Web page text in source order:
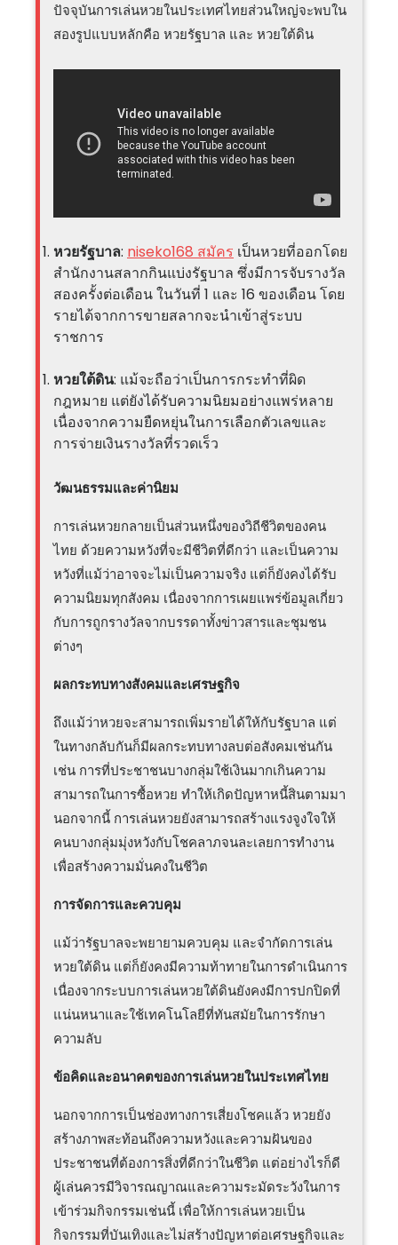
ปัจจุบันการเล่นหวยในประเทศไทยส่วนใหญ่จะพบใน
สองรูปแบบหลักคือ หวยรัฐบาล และ หวยใต้ดิน
หวยรัฐบาล: niseko168 สมัคร เป็นหวยที่ออกโดย
สำนักงานสลากกินแบ่งรัฐบาล ซึ่งมีการจับรางวัล
สองครั้งต่อเดือน ในวันที่ 1 และ 16 ของเดือน โดย
รายได้จากการขายสลากจะนำเข้าสู่ระบบ
ราชการ
หวยใต้ดิน: แม้จะถือว่าเป็นการกระทำที่ผิด
กฎหมาย แต่ยังได้รับความนิยมอย่างแพร่หลาย
เนื่องจากความยืดหยุ่นในการเลือกตัวเลขและ
การจ่ายเงินรางวัลที่รวดเร็ว
วัฒนธรรมและค่านิยม
การเล่นหวยกลายเป็นส่วนหนึ่งของวิถีชีวิตของคน
ไทย ด้วยความหวังที่จะมีชีวิตที่ดีกว่า และเป็นความ
หวังที่แม้ว่าอาจจะไม่เป็นความจริง แต่ก็ยังคงได้รับ
ความนิยมทุกสังคม เนื่องจากการเผยแพร่ข้อมูลเกี่ยว
กับการถูกรางวัลจากบรรดาทั้งข่าวสารและชุมชน
ต่างๆ
ผลกระทบทางสังคมและเศรษฐกิจ
ถึงแม้ว่าหวยจะสามารถเพิ่มรายได้ให้กับรัฐบาล แต่
ในทางกลับกันก็มีผลกระทบทางลบต่อสังคมเช่นกัน
เช่น การที่ประชาชนบางกลุ่มใช้เงินมากเกินความ
สามารถในการซื้อหวย ทำให้เกิดปัญหาหนี้สินตามมา
นอกจากนี้ การเล่นหวยยังสามารถสร้างแรงจูงใจให้
คนบางกลุ่มมุ่งหวังกับโชคลาภจนละเลยการทำงาน
เพื่อสร้างความมั่นคงในชีวิต
การจัดการและควบคุม
แม้ว่ารัฐบาลจะพยายามควบคุม และจำกัดการเล่น
หวยใต้ดิน แต่ก็ยังคงมีความท้าทายในการดำเนินการ
เนื่องจากระบบการเล่นหวยใต้ดินยังคงมีการปกปิดที่
แน่นหนาและใช้เทคโนโลยีที่ทันสมัยในการรักษา
ความลับ
ข้อคิดและอนาคตของการเล่นหวยในประเทศไทย
นอกจากการเป็นช่องทางการเสี่ยงโชคแล้ว หวยยัง
สร้างภาพสะท้อนถึงความหวังและความฝันของ
ประชาชนที่ต้องการสิ่งที่ดีกว่าในชีวิต แต่อย่างไรก็ดี
ผู้เล่นควรมีวิจารณญาณและความระมัดระวังในการ
เข้าร่วมกิจกรรมเช่นนี้ เพื่อให้การเล่นหวยเป็น
กิจกรรมที่บันเทิงและไม่สร้างปัญหาต่อเศรษฐกิจและ